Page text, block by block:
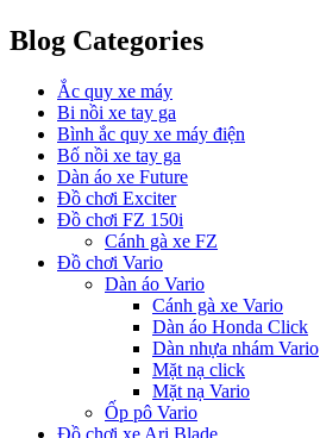
Blog Categories
Ắc quy xe máy
Bi nồi xe tay ga
Bình ắc quy xe máy điện
Bố nồi xe tay ga
Dàn áo xe Future
Đồ chơi Exciter
Đồ chơi FZ 150i
Cánh gà xe FZ
Đồ chơi Vario
Dàn áo Vario
Cánh gà xe Vario
Dàn áo Honda Click
Dàn nhựa nhám Vario
Mặt nạ click
Mặt nạ Vario
Ốp pô Vario
Đồ chơi xe Ari Blade